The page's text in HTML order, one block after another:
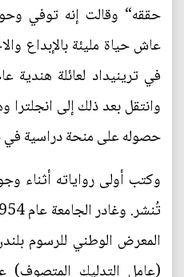
حققه“ وقالت إنه توفي
عاش حياة مليئة بالإبداع
وانتقل بعد ذلك إلى
حصوله على منحة دراسية في
وكتب أولى رواياته أثناء
المعرض الوطني للرسوم